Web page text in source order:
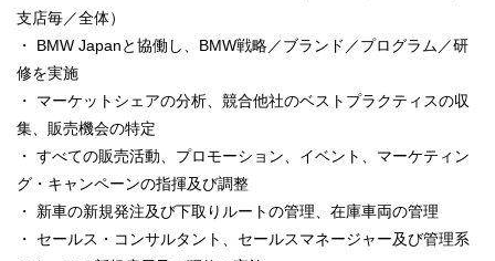
支店毎／全体）
・ BMW Japanと協働し、BMW戦略／ブランド／プログラム／研
修を実施
・ マーケットシェアの分析、競合他社のベストプラクティスの収
集、販売機会の特定
・ すべての販売活動、プロモーション、イベント、マーケティン
グ・キャンペーンの指揮及び調整
・ 新車の新規発注及び下取りルートの管理、在庫車両の管理
・ セールス・コンサルタント、セールスマネージャー及び管理系